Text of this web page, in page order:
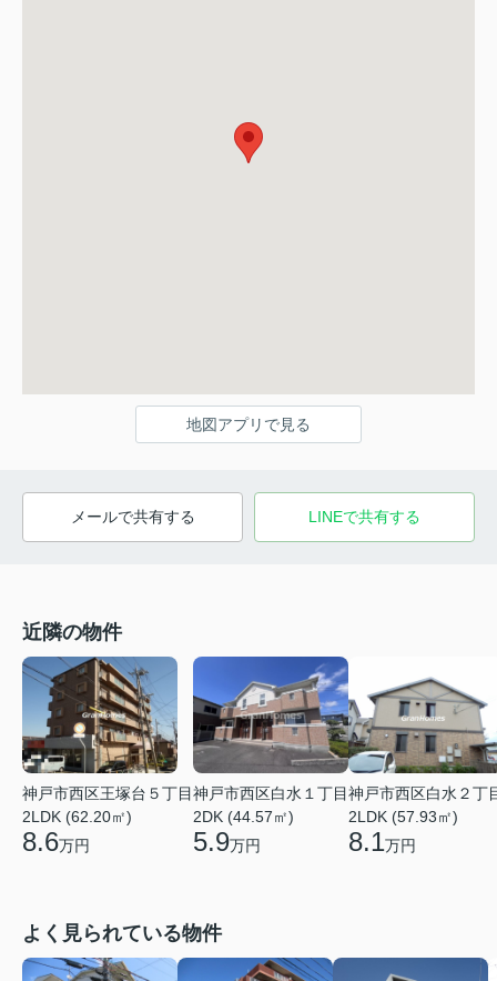
地図アプリで見る
メールで共有する LINEで共有する
近隣の物件
神戸市西区王塚台５丁目
2LDK (62.20㎡)
8.6万円
神戸市西区白水１丁目
2DK (44.57㎡)
5.9万円
神戸市西区白水２丁
2LDK (57.93㎡)
8.1万円
よく見られている物件